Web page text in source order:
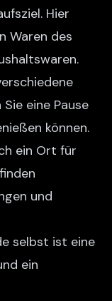
Hier
Waren des
eine Pause
können.
ein Ort für
und
selbst ist eine
ein